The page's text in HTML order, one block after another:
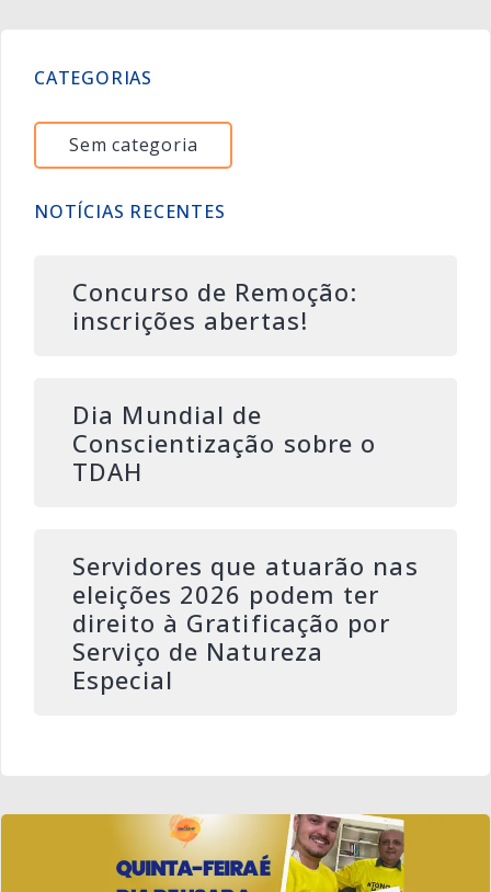
CATEGORIAS
Sem categoria
NOTÍCIAS RECENTES
Concurso de Remoção:
inscrições abertas!
Dia Mundial de
Conscientização sobre o
TDAH
Servidores que atuarão nas
eleições 2026 podem ter
direito à Gratificação por
Serviço de Natureza
Especial